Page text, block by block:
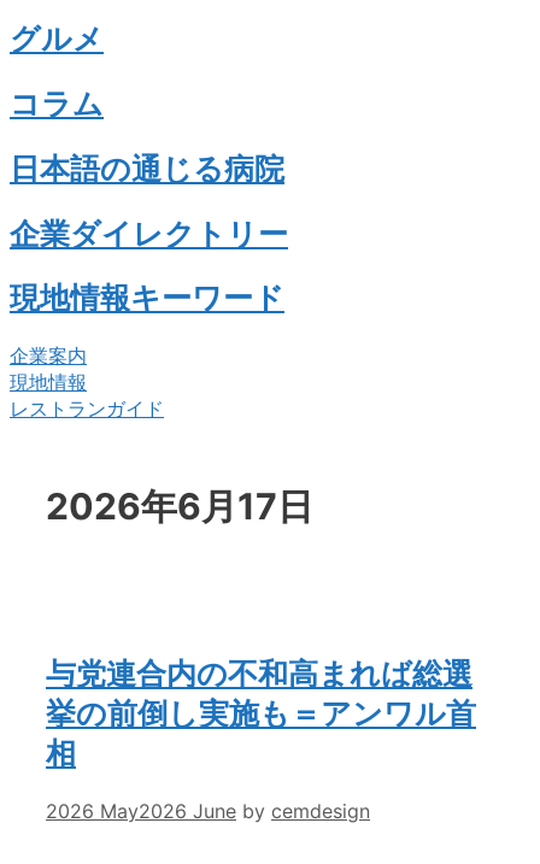
グルメ
コラム
日本語の通じる病院
企業ダイレクトリー
現地情報キーワード
企業案内
現地情報
レストランガイド
2026年6月17日
与党連合内の不和高まれば総選
挙の前倒し実施も＝アンワル首
相
2026 May2026 June by cemdesign